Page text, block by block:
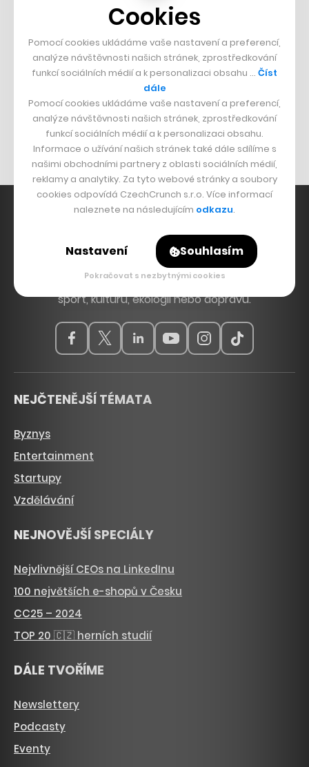
Francouzský šéfkuchař na Šumavě
DESIGN
Originální hodinky
Nábytek z betonu
Hlavní zdroj inspirace. Věnujeme se tématům, která
hýbou Českem a světem, od byznysu a startupů
přes technologie, politiku a vzdělávání až po bydlení,
sport, kulturu, ekologii nebo dopravu.
NEJČTENĚJŠÍ TÉMATA
Byznys
Entertainment
Startupy
Vzdělávání
NEJNOVĚJŠÍ SPECIÁLY
Nejvlivnější CEOs na LinkedInu
100 největších e-shopů v Česku
CC25 – 2024
TOP 20 🇨🇿 herních studií
DÁLE TVOŘÍME
Newslettery
Podcasty
Eventy
Cookies
Pomocí cookies ukládáme vaše nastavení a preferencí,
analýze návštěvnosti našich stránek, zprostředkování
funkcí sociálních médií a k personalizaci obsahu … Číst
dále
Pomocí cookies ukládáme vaše nastavení a preferencí,
analýze návštěvnosti našich stránek, zprostředkování
funkcí sociálních médií a k personalizaci obsahu.
Informace o užívání našich stránek také dále sdílíme s
našimi obchodními partnery z oblasti sociálních médií,
reklamy a analytiky. Za tyto webové stránky a soubory
cookies odpovídá CzechCrunch s.r.o. Více informací
naleznete na následujícím odkazu.
Nastavení Souhlasím
Pokračovat s nezbytnými cookies